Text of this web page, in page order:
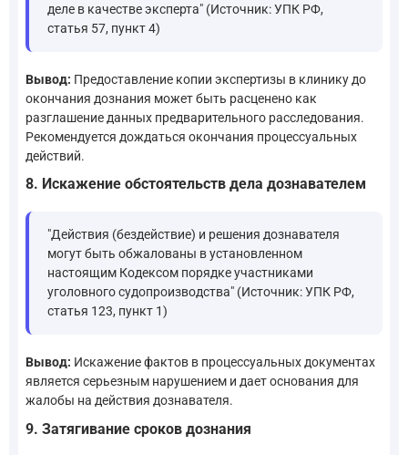
деле в качестве эксперта" (Источник: УПК РФ,
статья 57, пункт 4)
Вывод: Предоставление копии экспертизы в клинику до
окончания дознания может быть расценено как
разглашение данных предварительного расследования.
Рекомендуется дождаться окончания процессуальных
действий.
8. Искажение обстоятельств дела дознавателем
"Действия (бездействие) и решения дознавателя
могут быть обжалованы в установленном
настоящим Кодексом порядке участниками
уголовного судопроизводства" (Источник: УПК РФ,
статья 123, пункт 1)
Вывод: Искажение фактов в процессуальных документах
является серьезным нарушением и дает основания для
жалобы на действия дознавателя.
9. Затягивание сроков дознания